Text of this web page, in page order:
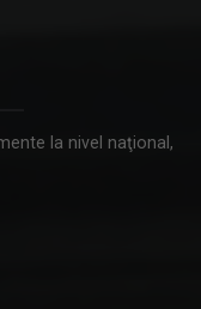
...
la nivel naţional,